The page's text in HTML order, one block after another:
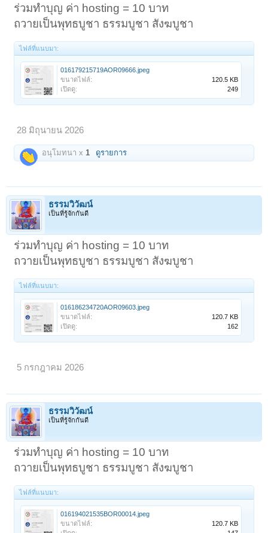
ร่วมทำบุญ ค่า hosting = 10 บาท
ถวายเป็นพุทธบูชา ธรรมบูชา สังฆบูชา
ไฟล์ที่แนบมา:
016179215719AOR09666.jpeg
ขนาดไฟล์:
120.5 KB
เปิดดู:
249
28 มิถุนายน 2026
อนุโมทนา x1 ดูรายการ
ธรรมวิวัฒน์
เป็นที่รู้จักกันดี
ร่วมทำบุญ ค่า hosting = 10 บาท
ถวายเป็นพุทธบูชา ธรรมบูชา สังฆบูชา
ไฟล์ที่แนบมา:
016186234720AOR09603.jpeg
ขนาดไฟล์:
120.7 KB
เปิดดู:
162
5 กรกฎาคม 2026
ธรรมวิวัฒน์
เป็นที่รู้จักกันดี
ร่วมทำบุญ ค่า hosting = 10 บาท
ถวายเป็นพุทธบูชา ธรรมบูชา สังฆบูชา
ไฟล์ที่แนบมา:
016194021535BOR00014.jpeg
ขนาดไฟล์:
120.7 KB
< ย้อนกลับ ← 198 199